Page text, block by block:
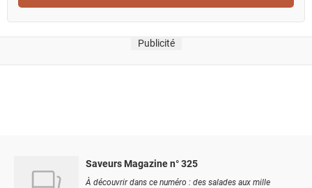
Publicité
Saveurs Magazine n° 325
À découvrir dans ce numéro : des salades aux mille